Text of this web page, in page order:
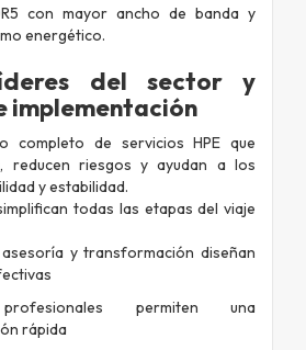
con mayor ancho de banda y
energético.
del sector y
implementación
completo de servicios HPE que
reducen riesgos y ayudan a los
y estabilidad.
todas las etapas del viaje
y transformación diseñan
permiten una
rápida